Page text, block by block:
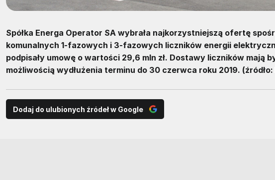
Spółka Energa Operator SA wybrała najkorzystniejszą ofertę
komunalnych 1-fazowych i 3-fazowych liczników energii
podpisały umowę o wartości 29,6 mln zł. Dostawy liczników mają
możliwością wydłużenia terminu do 30 czerwca roku 2019. (źródło:
Dodaj do ulubionych źródeł w Google